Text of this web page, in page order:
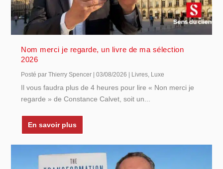
Nom merci je regarde, un livre de ma sélection
2026
Posté parThierry Spencer |03/08/2026 Livres, Luxe
Il vous faudra plus de 4 heures pour lire « Non merci je
regarde » de Constance Calvet, soit un...
En savoir plus